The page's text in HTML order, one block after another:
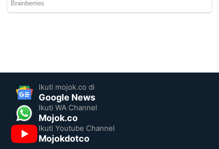
Ikuti mojok.co di
Google News
Ikuti WA Channel
Mojok.co
Ikuti Youtube Channel
Mojokdotco